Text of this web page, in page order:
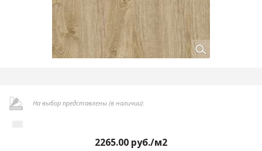
На выбор представлены (в наличии):
2265.00 руб./м2